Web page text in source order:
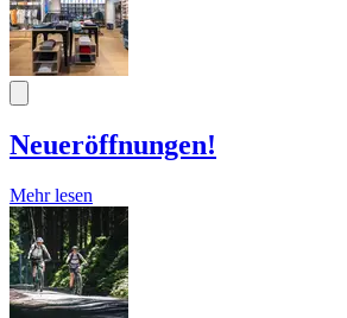
Neueröffnungen!
Mehr lesen